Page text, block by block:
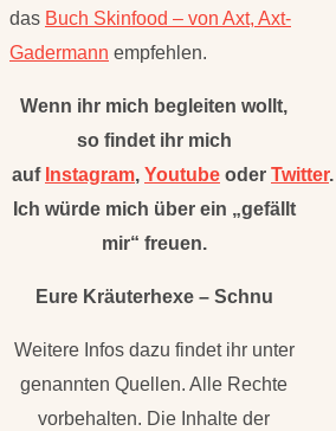
das Buch Skinfood – von Axt, Axt-
Gadermann empfehlen.
Wenn ihr mich begleiten wollt,
so findet ihr mich
auf Instagram, Youtube oder Twitter.
Ich würde mich über ein „gefällt
mir“ freuen.
Eure Kräuterhexe – Schnu
Weitere Infos dazu findet ihr unter
genannten Quellen. Alle Rechte
vorbehalten. Die Inhalte der